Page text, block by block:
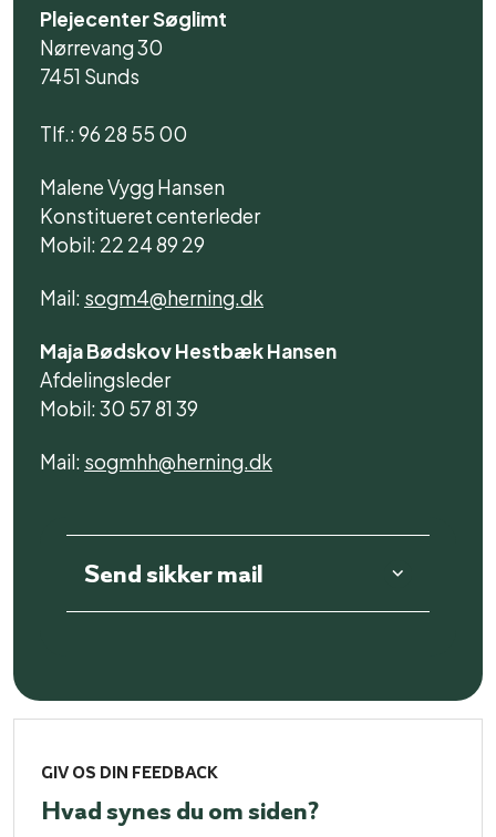
Plejecenter Søglimt
Nørrevang 30
7451 Sunds
Tlf.: 96 28 55 00
Malene Vygg Hansen
Konstitueret centerleder
Mobil: 22 24 89 29
Mail:sogm4@herning.dk
Maja Bødskov Hestbæk Hansen
Afdelingsleder
Mobil: 30 57 81 39
Mail:sogmhh@herning.dk
Send sikker mail
GIV OS DIN FEEDBACK
Hvad synes du om siden?